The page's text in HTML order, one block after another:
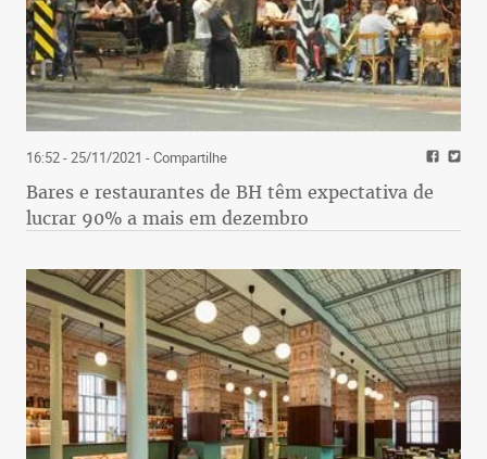
16:52 - 25/11/2021 - Compartilhe
Bares e restaurantes de BH têm expectativa de
lucrar 90% a mais em dezembro